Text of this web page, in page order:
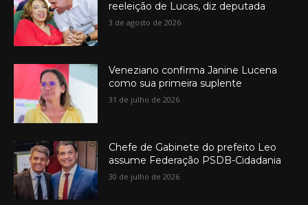
reeleição de Lucas, diz deputada
3 de agosto de 2026
Veneziano confirma Janine Lucena
como sua primeira suplente
31 de julho de 2026
Chefe de Gabinete do prefeito Leo
assume Federação PSDB-Cidadania
30 de julho de 2026